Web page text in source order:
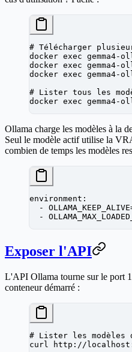
# Télécharger
docker exec gemma4-
docker exec gemma4-
docker exec gemma4-
# Lister tous les
docker exec gemma4-
Ollama charge les modèles à la
Seul le modèle actif utilise la
combien de temps les modèles
environment :
  -
  -
Exposer l'API
L'API Ollama tourne sur le port
conteneur démarré :
# Lister les modèles
curl http://